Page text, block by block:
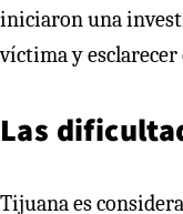
iniciaron una
víctima y esclarecer
Las
Tijuana es